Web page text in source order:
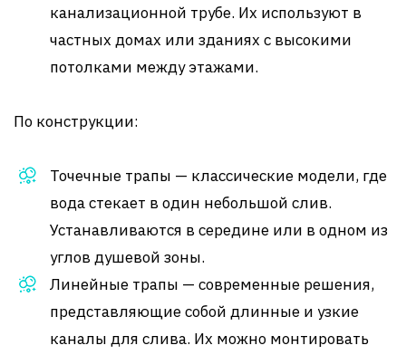
канализационной трубе. Их используют в
частных домах или зданиях с высокими
потолками между этажами.
По конструкции:
Точечные трапы — классические модели, где
вода стекает в один небольшой слив.
Устанавливаются в середине или в одном из
углов душевой зоны.
Линейные трапы — современные решения,
представляющие собой длинные и узкие
каналы для слива. Их можно монтировать